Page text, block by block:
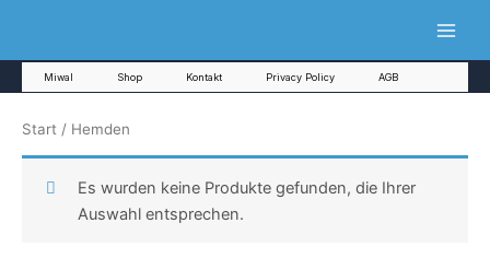
springen
Miwal Shop Kontakt Privacy Policy AGB
Start / Hemden
Es wurden keine Produkte gefunden, die Ihrer
Auswahl entsprechen.